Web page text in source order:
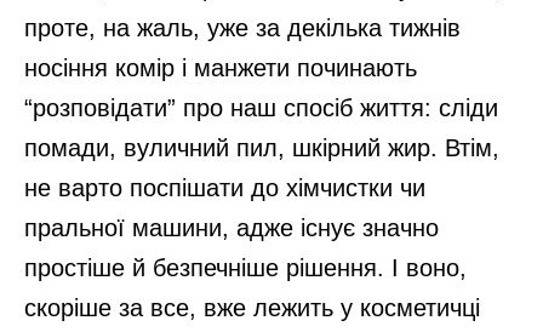
проте, на жаль, уже за декілька тижнів
носіння комір і манжети починають
“розповідати” про наш спосіб життя: сліди
помади, вуличний пил, шкірний жир. Втім,
не варто поспішати до хімчистки чи
пральної машини, адже існує значно
простіше й безпечніше рішення. І воно,
скоріше за все, вже лежить у косметичці